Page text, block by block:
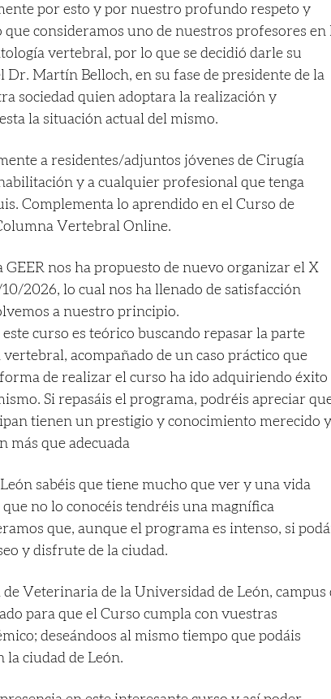
por esto y por nuestro profundo respeto y
consideramos uno de nuestros profesores en
vertebral, por lo que se decidió darle su
Dr. Martín Belloch, en su fase de presidente de la
sociedad quien adoptara la realización y
la situación actual del mismo.
a residentes/adjuntos jóvenes de Cirugía
y a cualquier profesional que tenga
Complementa lo aprendido en el Curso de
Vertebral Online.
GEER nos ha propuesto de nuevo organizar el X
2026, lo cual nos ha llenado de satisfacción
a nuestro principio.
curso es teórico buscando repasar la parte
acompañado de un caso práctico que
de realizar el curso ha ido adquiriendo éxito
Si repasáis el programa, podréis apreciar
tienen un prestigio y conocimiento merecido y
más que adecuada
sabéis que tiene mucho que ver y una vida
no lo conocéis tendréis una magnífica
que, aunque el programa es intenso, si
y disfrute de la ciudad.
Veterinaria de la Universidad de León, campus
para que el Curso cumpla con vuestras
deseándoos al mismo tiempo que podáis
ciudad de León.